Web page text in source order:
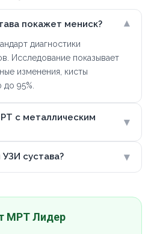
покажет мениск? ▾
диагностики
Исследование показывает
изменения, кисты
95%.
с металлическим
▾
сустава? ▾
МРТ Лидер